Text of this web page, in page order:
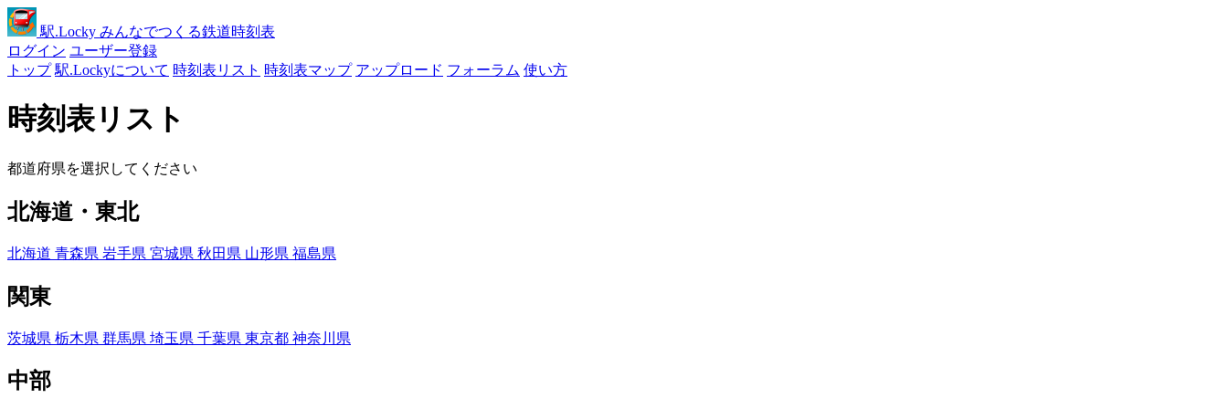
駅.Locky みんなでつくる鉄道時刻表
ログイン ユーザー登録
トップ 駅.Lockyについて 時刻表リスト 時刻表マップ アップロード フォーラム 使い方
時刻表リスト
都道府県を選択してください
北海道・東北
北海道 青森県 岩手県 宮城県 秋田県 山形県 福島県
関東
茨城県 栃木県 群馬県 埼玉県 千葉県 東京都 神奈川県
中部